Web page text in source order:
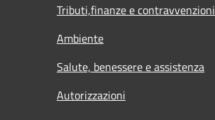
Tributi,finanze e contravvenzioni
Ambiente
Salute, benessere e assistenza
Autorizzazioni